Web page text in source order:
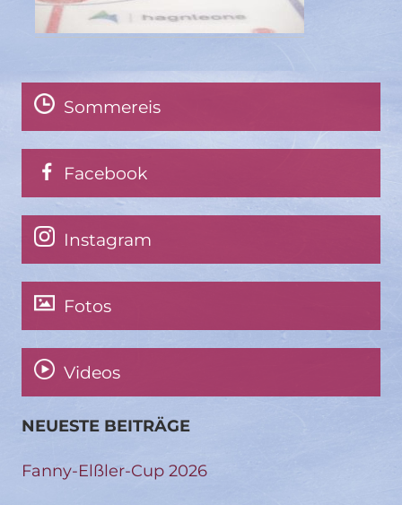
Sommereis
Facebook
Instagram
Fotos
Videos
NEUESTE BEITRÄGE
Fanny-Elßler-Cup 2026